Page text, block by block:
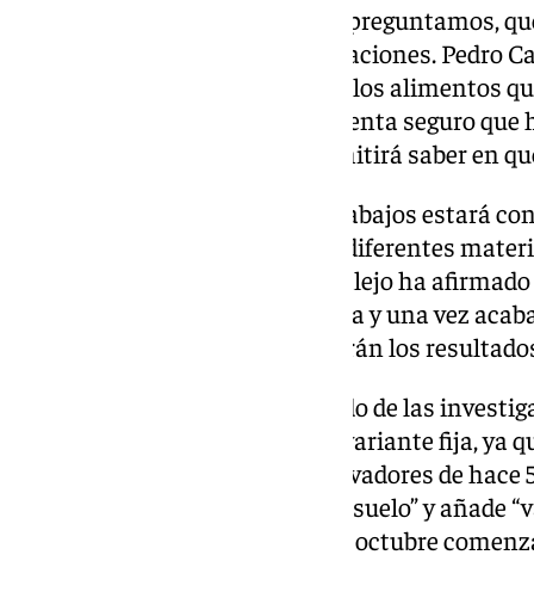
Pero llegados a este punto, nos preguntamos,
cuando comiencen estas excavaciones. Pedro
“vamos a encontrar muchos de los alimentos
eso está claro y alguna herramienta seguro
que ellos usaron y que nos permitirá saber en
El equipo encargado de estos trabajos estará
personas, cada uno experto en diferentes
nuevos descubrimientos. Cantalejo ha
que ir poco a poco sacando tierra y una vez
últimas tecnologías, se analizarán los
Con respecto al tiempo estimado de las
confirmado que no tienen una variante fija, ya
Tenemos los diarios de los excavadores de
cuevas más duras por el tipo de suelo” y añade
nos va a costar”. A principios de octubre